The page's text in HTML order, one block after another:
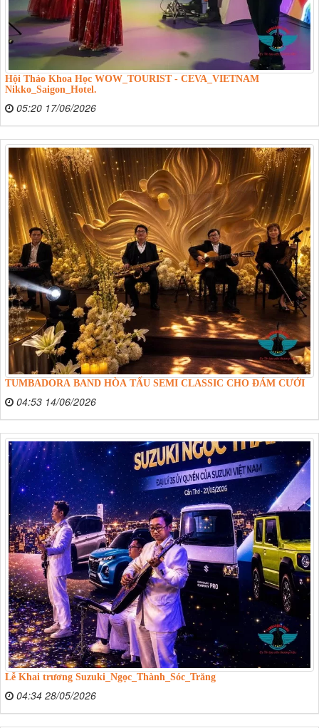
Hội Thảo Khoa Học WOW_TOURIST - CEVA_VIETNAM
Nikko_Saigon_Hotel.
05:20 17/06/2026
TUMBADORA BAND HÒA TẤU SEMI CLASSIC CHO ĐÁM CƯỚI
04:53 14/06/2026
Lễ Khai trương Suzuki_Ngọc_Thành_Sóc_Trăng
04:34 28/05/2026